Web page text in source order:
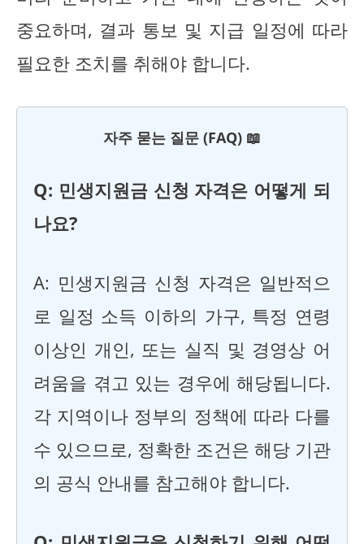
중요하며, 결과 통보 및 지급 일정에 따라
필요한 조치를 취해야 합니다.
자주 묻는 질문 (FAQ) 📖
Q: 민생지원금 신청 자격은 어떻게 되
나요?
A: 민생지원금 신청 자격은 일반적으
로 일정 소득 이하의 가구, 특정 연령
이상인 개인, 또는 실직 및 경영상 어
려움을 겪고 있는 경우에 해당됩니다.
각 지역이나 정부의 정책에 따라 다를
수 있으므로, 정확한 조건은 해당 기관
의 공식 안내를 참고해야 합니다.